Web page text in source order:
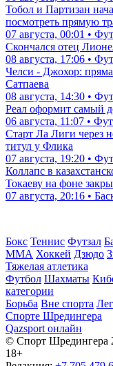
Тобол и Партизан
посмотреть прямую
07 августа, 00:01 •
Скончался отец
08 августа, 17:06 •
Челси - Джохор:
Сатпаева
08 августа, 14:30 •
Реал оформит самый
06 августа, 11:07 •
Старт Ла Лиги через
титул у Флика
07 августа, 19:20 •
Коллапс в
Токаеву на фоне
07 августа, 20:16 •
Бокс Теннис Футзал
ММА Хоккей Дзюдо
Тяжелая атлетика
Футбол Шахматы
категории
Борьба Вне спорта
Спорте Шредингера
Qazsport онлайн
© Cпорт Шредингера
18+